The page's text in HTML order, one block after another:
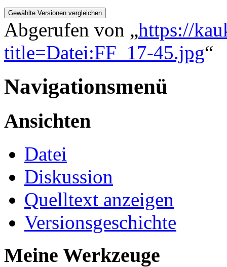
Abgerufen von „https://
title=Datei:FF_17-45.jpg“
Navigationsmenü
Ansichten
Datei
Diskussion
Quelltext anzeigen
Versionsgeschichte
Meine Werkzeuge